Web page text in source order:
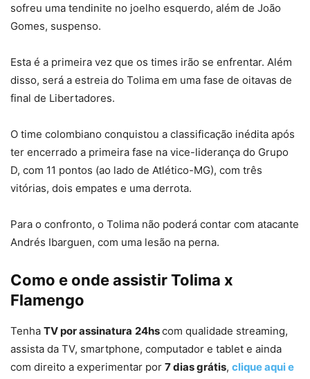
sofreu uma tendinite no joelho esquerdo, além de João
Gomes, suspenso.
Esta é a primeira vez que os times irão se enfrentar. Além
disso, será a estreia do Tolima em uma fase de oitavas de
final de Libertadores.
O time colombiano conquistou a classificação inédita após
ter encerrado a primeira fase na vice-liderança do Grupo
D, com 11 pontos (ao lado de Atlético-MG), com três
vitórias, dois empates e uma derrota.
Para o confronto, o Tolima não poderá contar com atacante
Andrés Ibarguen, com uma lesão na perna.
Como e onde assistir Tolima x
Flamengo
Tenha TV por assinatura 24hscom qualidade streaming,
assista da TV, smartphone, computador e tablet e ainda
com direito a experimentar por 7 dias grátis, clique aqui e